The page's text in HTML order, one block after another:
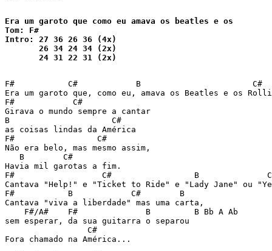
Era um garoto que como eu amava os beatles e os
Tom: F#
Intro: 27 36 26 36 (4x)
       26 34 24 34 (2x)
       24 31 22 31 (2x)
F#           C#            B                       C#
Era um garoto que, como eu, amava os Beatles e os
F#            C#
Girava o mundo sempre a cantar
B                     C#
as coisas lindas da América
F#                 C#
Não era belo, mas mesmo assim,
   B        C#
Havia mil garotas a fim.
F#                  C#                 B
Cantava "Help!" e "Ticket to Ride" e "Lady Jane" ou
F#           B            C#        B
Cantava "viva a liberdade" mas uma carta,
    F#/A#    F#              B         B Bb A Ab
sem esperar, da sua guitarra o separou
                 C#